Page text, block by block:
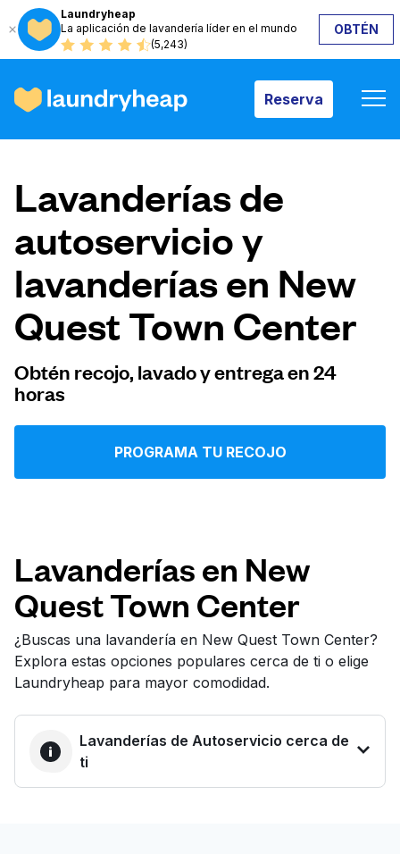
Laundryheap
La aplicación de lavandería líder en el mundo
(5,243)
OBTÉN
Reserva
Reserva
Cómo funciona
Precios y servicios
Quiénes somos
Iniciar sesión
Síguenos en
Lavanderías de
autoservicio y
lavanderías en New
Quest Town Center
Obtén recojo, lavado y entrega en 24
horas
PROGRAMA TU RECOJO
Lavanderías en New
Quest Town Center
¿Buscas una lavandería en New Quest Town Center?
Explora estas opciones populares cerca de ti o elige
Laundryheap para mayor comodidad.
Lavanderías de Autoservicio cerca de
ti